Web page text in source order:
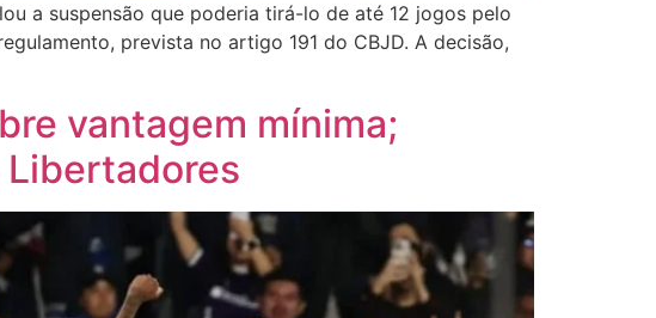
a suspensão que poderia tirá-lo de até 12 jogos pelo
prevista no artigo 191 do CBJD. A decisão,
vantagem mínima;
Libertadores